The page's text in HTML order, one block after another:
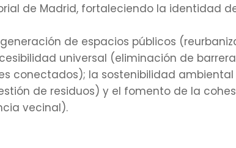
de Madrid, fortaleciendo la identidad
de espacios públicos
universal (eliminación de
conectados); la sostenibilidad
de residuos) y el fomento de la
vecinal).